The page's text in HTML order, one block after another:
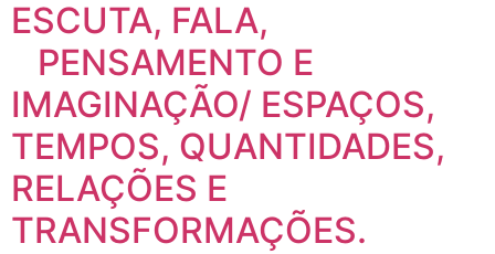
ESCUTA, FALA,
PENSAMENTO E
IMAGINAÇÃO/ ESPAÇOS,
TEMPOS, QUANTIDADES,
RELAÇÕES E
TRANSFORMAÇÕES.